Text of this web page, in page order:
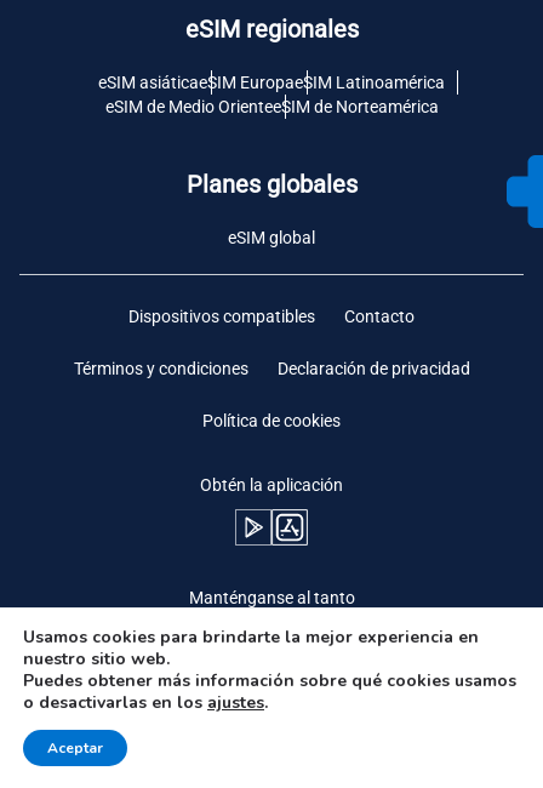
eSIM regionales
eSIM asiáticaeSIM EuropaeSIM Latinoamérica
eSIM de Medio OrienteeSIM de Norteamérica
Planes globales
eSIM global
Dispositivos compatibles Contacto
Términos y condiciones Declaración de privacidad
Política de cookies
Obtén la aplicación
Manténganse al tanto
Usamos cookies para brindarte la mejor experiencia en
nuestro sitio web.
Puedes obtener más información sobre qué cookies usamos
o desactivarlas en los ajustes.
Aceptar